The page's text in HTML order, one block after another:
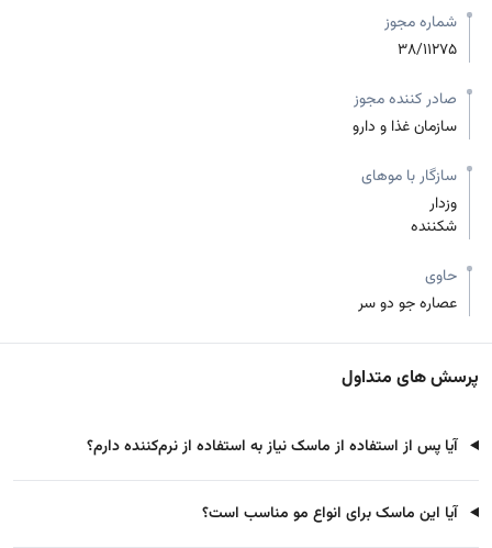
شماره مجوز
38/11275
صادر کننده مجوز
سازمان غذا و دارو
سازگار با موهای
وزدار
شکننده
حاوی
عصاره جو دو سر
پرسش های متداول
آیا پس از استفاده از ماسک نیاز به استفاده از نرم‌کننده دارم؟
آیا این ماسک برای انواع مو مناسب است؟